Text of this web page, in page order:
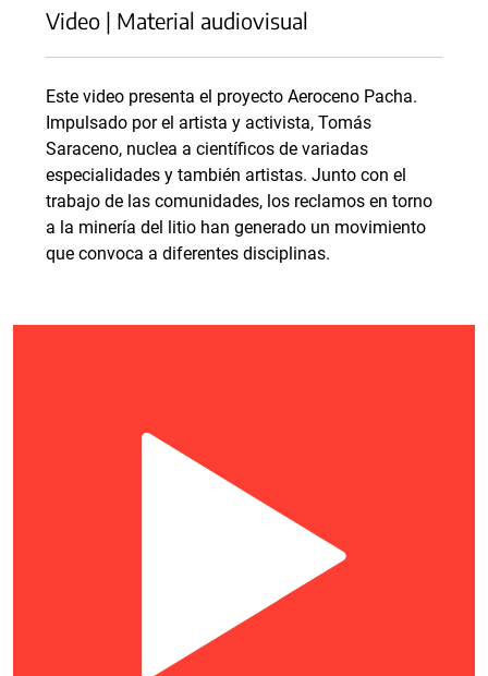
Video | Material audiovisual
Este video presenta el proyecto Aeroceno Pacha.
Impulsado por el artista y activista, Tomás
Saraceno, nuclea a científicos de variadas
especialidades y también artistas. Junto con el
trabajo de las comunidades, los reclamos en torno
a la minería del litio han generado un movimiento
que convoca a diferentes disciplinas.